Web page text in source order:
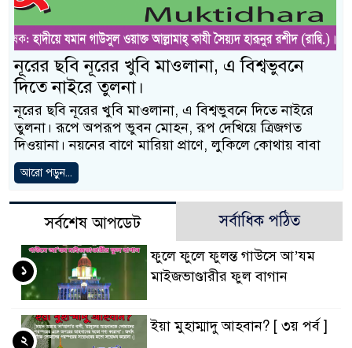
নূরের ছবি নূরের খুবি মাওলানা, এ বিশ্বভুবনে
দিতে নাইরে তুলনা।
নূরের ছবি নূরের খুবি মাওলানা, এ বিশ্বভুবনে দিতে নাইরে
তুলনা। রূপে অপরূপ ভুবন মোহন, রূপ দেখিয়ে ত্রিজগত
দিওয়ানা। নয়নের বাণে মারিয়া প্রাণে, লুকিলে কোথায় বাবা
আরো পড়ুন...
সর্বশেষ আপডেট সর্বাধিক পঠিত
ফুলে ফুলে ফুলন্ত গাউসে আ’যম
মাইজভাণ্ডারীর ফুল বাগান
১
ইয়া মুহাম্মাদু আহবান? [ ৩য় পর্ব ]
২